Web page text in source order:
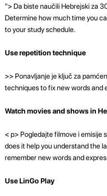
"> Da biste naučili Hebrejski za
Determine how much time you
to your study schedule.
Use repetition technique
>> Ponavljanje je ključ za
techniques to fix new words and
Watch movies and shows in
< p> Pogledajte filmove i emisije
does it help you understand the
remember new words and
Use LinGo Play